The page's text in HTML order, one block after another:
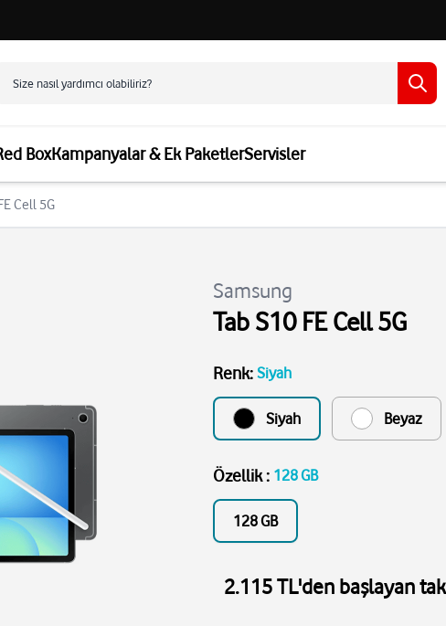
BoxKampanyalar & Ek PaketlerServisler
Cell 5G
Samsung
Tab S10 FE Cell 5G
Renk: Siyah
Siyah Beyaz
Özellik: 128 GB
128 GB
2.115 TL'den başlayan